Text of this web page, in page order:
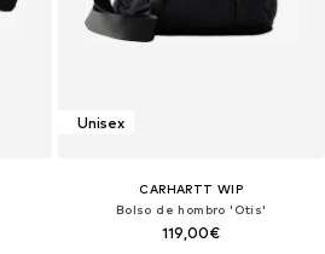
Unisex
CARHARTT WIP
Bolso de hombro 'Otis'
119,00€